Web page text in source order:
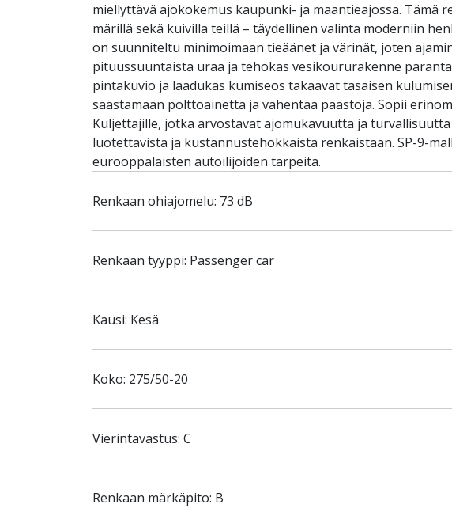
miellyttävä ajokokemus kaupunki- ja maantieajossa. Tämä
märillä sekä kuivilla teillä – täydellinen valinta moderniin
on suunniteltu minimoimaan tieäänet ja värinät, joten
pituussuuntaista uraa ja tehokas vesikoururakenne
pintakuvio ja laadukas kumiseos takaavat tasaisen
säästämään polttoainetta ja vähentää päästöjä. Sopii
Kuljettajille, jotka arvostavat ajomukavuutta ja
luotettavista ja kustannustehokkaista renkaistaan. SP-9-
eurooppalaisten autoilijoiden tarpeita.
Renkaan ohiajomelu: 73 dB
Renkaan tyyppi: Passenger car
Kausi: Kesä
Koko: 275/50-20
Vierintävastus: C
Renkaan märkäpito: B